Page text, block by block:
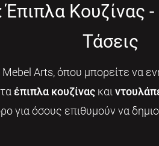
Κουζίνας
Τάσεις
Arts, όπου μπορείτε να
έπιπλα κουζίναςκαι
για όσους επιθυμούν να